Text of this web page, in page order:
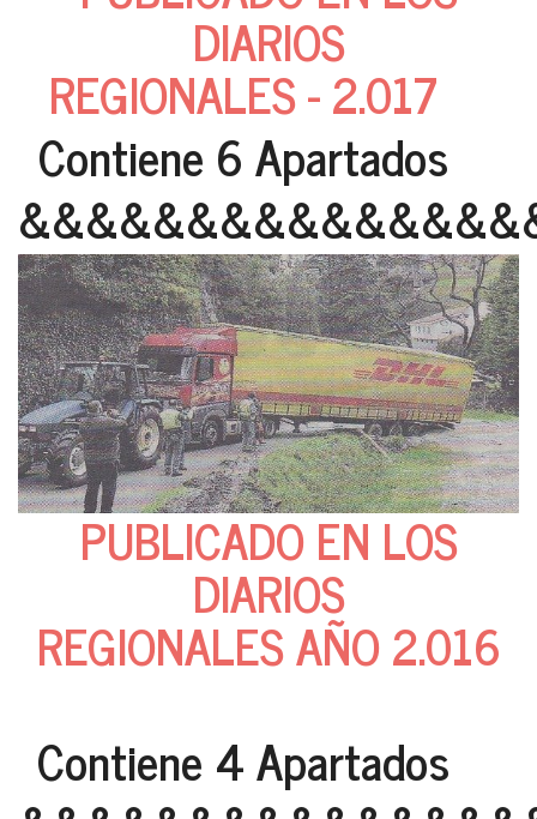
DIARIOS
REGIONALES - 2.017
Contiene 6 Apartados
PUBLICADO EN LOS
DIARIOS
REGIONALES AÑO 2.016
Contiene 4 Apartados